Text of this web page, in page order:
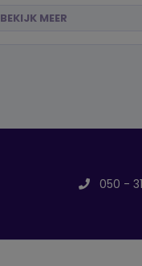
BEKIJK MEER
050 -